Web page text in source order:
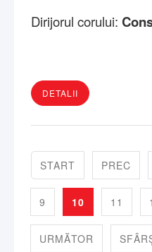
Dirijorul corului:
DETALII
START PREC
9 10 11
URMĂTOR